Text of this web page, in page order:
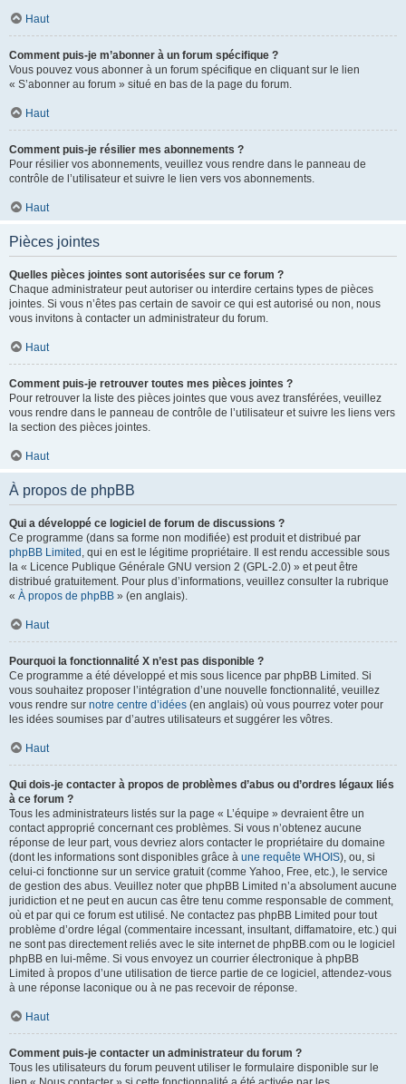
Haut
Comment puis-je m’abonner à un forum spécifique ?
Vous pouvez vous abonner à un forum spécifique en cliquant sur le lien
« S’abonner au forum » situé en bas de la page du forum.
Haut
Comment puis-je résilier mes abonnements ?
Pour résilier vos abonnements, veuillez vous rendre dans le panneau de
contrôle de l’utilisateur et suivre le lien vers vos abonnements.
Haut
Pièces jointes
Quelles pièces jointes sont autorisées sur ce forum ?
Chaque administrateur peut autoriser ou interdire certains types de pièces
jointes. Si vous n’êtes pas certain de savoir ce qui est autorisé ou non, nous
vous invitons à contacter un administrateur du forum.
Haut
Comment puis-je retrouver toutes mes pièces jointes ?
Pour retrouver la liste des pièces jointes que vous avez transférées, veuillez
vous rendre dans le panneau de contrôle de l’utilisateur et suivre les liens vers
la section des pièces jointes.
Haut
À propos de phpBB
Qui a développé ce logiciel de forum de discussions ?
Ce programme (dans sa forme non modifiée) est produit et distribué par
phpBB Limited , qui en est le légitime propriétaire. Il est rendu accessible sous
la « Licence Publique Générale GNU version 2 (GPL-2.0) » et peut être
distribué gratuitement. Pour plus d’informations, veuillez consulter la rubrique
« À propos de phpBB » (en anglais).
Haut
Pourquoi la fonctionnalité X n’est pas disponible ?
Ce programme a été développé et mis sous licence par phpBB Limited. Si
vous souhaitez proposer l’intégration d’une nouvelle fonctionnalité, veuillez
vous rendre sur notre centre d’idées (en anglais) où vous pourrez voter pour
les idées soumises par d’autres utilisateurs et suggérer les vôtres.
Haut
Qui dois-je contacter à propos de problèmes d’abus ou d’ordres légaux liés
à ce forum ?
Tous les administrateurs listés sur la page « L’équipe » devraient être un
contact approprié concernant ces problèmes. Si vous n’obtenez aucune
réponse de leur part, vous devriez alors contacter le propriétaire du domaine
(dont les informations sont disponibles grâce à une requête WHOIS), ou, si
celui-ci fonctionne sur un service gratuit (comme Yahoo, Free, etc.), le service
de gestion des abus. Veuillez noter que phpBB Limited n’a absolument aucune
juridiction et ne peut en aucun cas être tenu comme responsable de comment,
où et par qui ce forum est utilisé. Ne contactez pas phpBB Limited pour tout
problème d’ordre légal (commentaire incessant, insultant, diffamatoire, etc.) qui
ne sont pas directement reliés avec le site internet de phpBB.com ou le logiciel
phpBB en lui-même. Si vous envoyez un courrier électronique à phpBB
Limited à propos d’une utilisation de tierce partie de ce logiciel, attendez-vous
à une réponse laconique ou à ne pas recevoir de réponse.
Haut
Comment puis-je contacter un administrateur du forum ?
Tous les utilisateurs du forum peuvent utiliser le formulaire disponible sur le